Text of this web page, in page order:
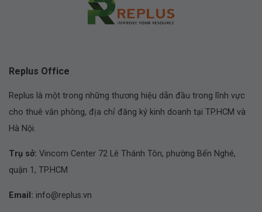
Replus Office
Replus là một trong những thương hiệu dẫn đầu trong lĩnh vực
cho thuê văn phòng, địa chỉ đăng ký kinh doanh tại TP.HCM và
Hà Nội.
Trụ sở: Vincom Center 72 Lê Thánh Tôn, phường Bến Nghé,
quận 1, TP.HCM
Email: info@replus.vn